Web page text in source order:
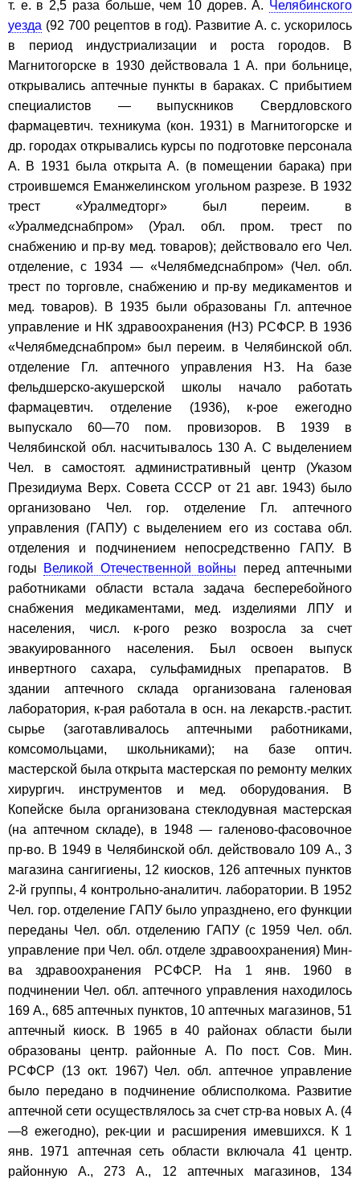
т. е. в 2,5 раза больше, чем 10 дорев. А. Челябинского
уезда (92 700 рецептов в год). Развитие А. с. ускорилось
в период индустриализации и роста городов. В
Магнитогорске в 1930 действовала 1 А. при больнице,
открывались аптечные пункты в бараках. С прибытием
специалистов — выпускников Свердловского
фармацевтич. техникума (кон. 1931) в Магнитогорске и
др. городах открывались курсы по подготовке персонала
А. В 1931 была открыта А. (в помещении барака) при
строившемся Еманжелинском угольном разрезе. В 1932
трест «Уралмедторг» был переим. в
«Уралмедснабпром» (Урал. обл. пром. трест по
снабжению и пр-ву мед. товаров); действовало его Чел.
отделение, с 1934 — «Челябмедснабпром» (Чел. обл.
трест по торговле, снабжению и пр-ву медикаментов и
мед. товаров). В 1935 были образованы Гл. аптечное
управление и НК здравоохранения (НЗ) РСФСР. В 1936
«Челябмедснабпром» был переим. в Челябинской обл.
отделение Гл. аптечного управления НЗ. На базе
фельдшерско-акушерской школы начало работать
фармацевтич. отделение (1936), к-рое ежегодно
выпускало 60—70 пом. провизоров. В 1939 в
Челябинской обл. насчитывалось 130 А. С выделением
Чел. в самостоят. административный центр (Указом
Президиума Верх. Совета СССР от 21 авг. 1943) было
организовано Чел. гор. отделение Гл. аптечного
управления (ГАПУ) с выделением его из состава обл.
отделения и подчинением непосредственно ГАПУ. В
годы Великой Отечественной войны перед аптечными
работниками области встала задача бесперебойного
снабжения медикаментами, мед. изделиями ЛПУ и
населения, числ. к-рого резко возросла за счет
эвакуированного населения. Был освоен выпуск
инвертного сахара, сульфамидных препаратов. В
здании аптечного склада организована галеновая
лаборатория, к-рая работала в осн. на лекарств.-растит.
сырье (заготавливалось аптечными работниками,
комсомольцами, школьниками); на базе оптич.
мастерской была открыта мастерская по ремонту мелких
хирургич. инструментов и мед. оборудования. В
Копейске была организована стеклодувная мастерская
(на аптечном складе), в 1948 — галеново-фасовочное
пр-во. В 1949 в Челябинской обл. действовало 109 А., 3
магазина сангигиены, 12 киосков, 126 аптечных пунктов
2-й группы, 4 контрольно-аналитич. лаборатории. В 1952
Чел. гор. отделение ГАПУ было упразднено, его функции
переданы Чел. обл. отделению ГАПУ (с 1959 Чел. обл.
управление при Чел. обл. отделе здравоохранения) Мин-
ва здравоохранения РСФСР. На 1 янв. 1960 в
подчинении Чел. обл. аптечного управления находилось
169 А., 685 аптечных пунктов, 10 аптечных магазинов, 51
аптечный киоск. В 1965 в 40 районах области были
образованы центр. районные А. По пост. Сов. Мин.
РСФСР (13 окт. 1967) Чел. обл. аптечное управление
было передано в подчинение облисполкома. Развитие
аптечной сети осуществлялось за счет стр-ва новых А. (4
—8 ежегодно), рек-ции и расширения имевшихся. К 1
янв. 1971 аптечная сеть области включала 41 центр.
районную А., 273 А., 12 аптечных магазинов, 134